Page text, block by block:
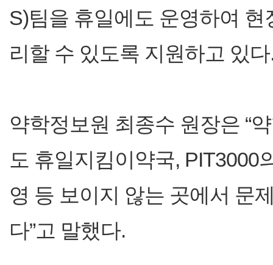
S)팀을 휴일에도 운영하여
리할 수 있도록 지원하고 있
약학정보원 최종수 원장은 “
도 휴일지킴이약국, PIT3000
영 등 보이지 않는 곳에서 문
다”고 말했다.